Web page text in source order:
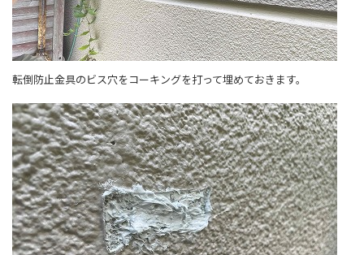
転倒防止金具のビス穴をコーキングを打って埋めておきます。